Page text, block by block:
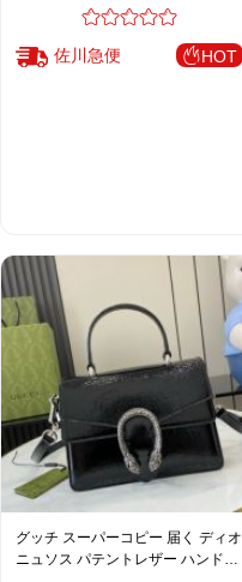
佐川急便 HOT
グッチ スーパーコピー 届く ディオ
ニュソス パテントレザー ハンドバ